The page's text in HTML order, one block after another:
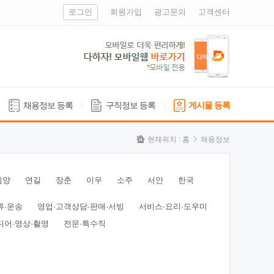
로그인 회원가입 광고문의 고객센터
채용정보 등록 구직정보 등록 게시물 등록
현재위치 : 홈 채용정보
양 연길 장춘 이우 소주 서안 한국
·운송 영업·고객상담·판매·서빙
서비스·요리·도우미
어·영상·촬영
전문·특수직